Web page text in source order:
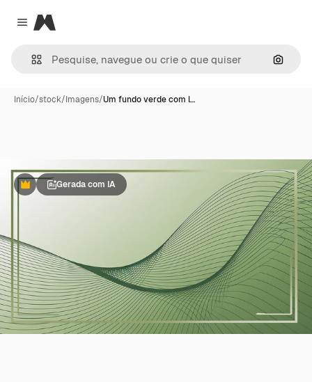
Close menu
Magnific
Início/stock/Imagens/Um fundo verde com l…
PremiumGerada com IA